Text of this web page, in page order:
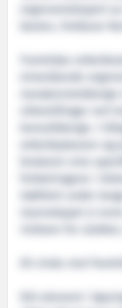
ergonomiekspert
Framtidas
eineståande
sittestillingar vert
konsolldesign. I
arbeidsplassen
brukaren sine
forbetringane i
trøttheit under
mannskapet si
Eitt element i